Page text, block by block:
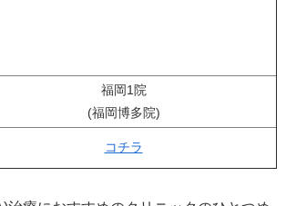
福岡1院
(福岡博多院)
コチラ